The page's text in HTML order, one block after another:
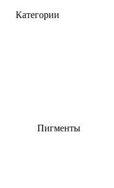
Категории
Пигменты